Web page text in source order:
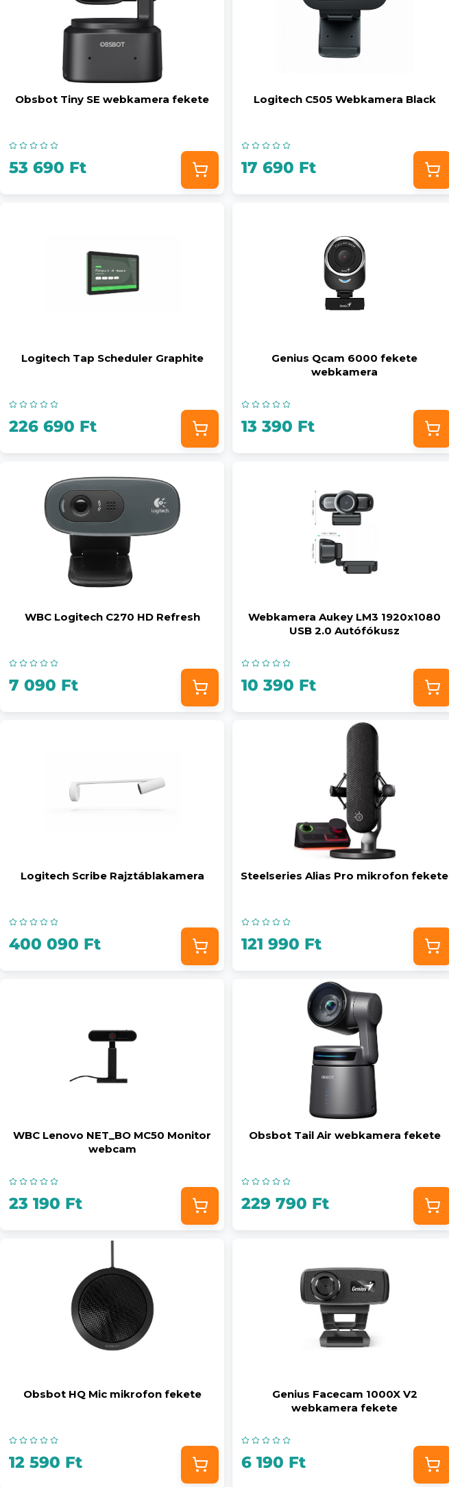
Obsbot Tiny SE webkamera fekete
53 690 Ft
Logitech C505 Webkamera Black
17 690 Ft
Logitech Tap Scheduler Graphite
226 690 Ft
Genius Qcam 6000 fekete
webkamera
13 390 Ft
WBC Logitech C270 HD Refresh
7 090 Ft
Webkamera Aukey LM3 1920x1080
USB 2.0 Autófókusz
10 390 Ft
Logitech Scribe Rajztáblakamera
400 090 Ft
Steelseries Alias Pro mikrofon fekete
121 990 Ft
WBC Lenovo NET_BO MC50 Monitor
webcam
23 190 Ft
Obsbot Tail Air webkamera fekete
229 790 Ft
Obsbot HQ Mic mikrofon fekete
12 590 Ft
Genius Facecam 1000X V2
webkamera fekete
6 190 Ft